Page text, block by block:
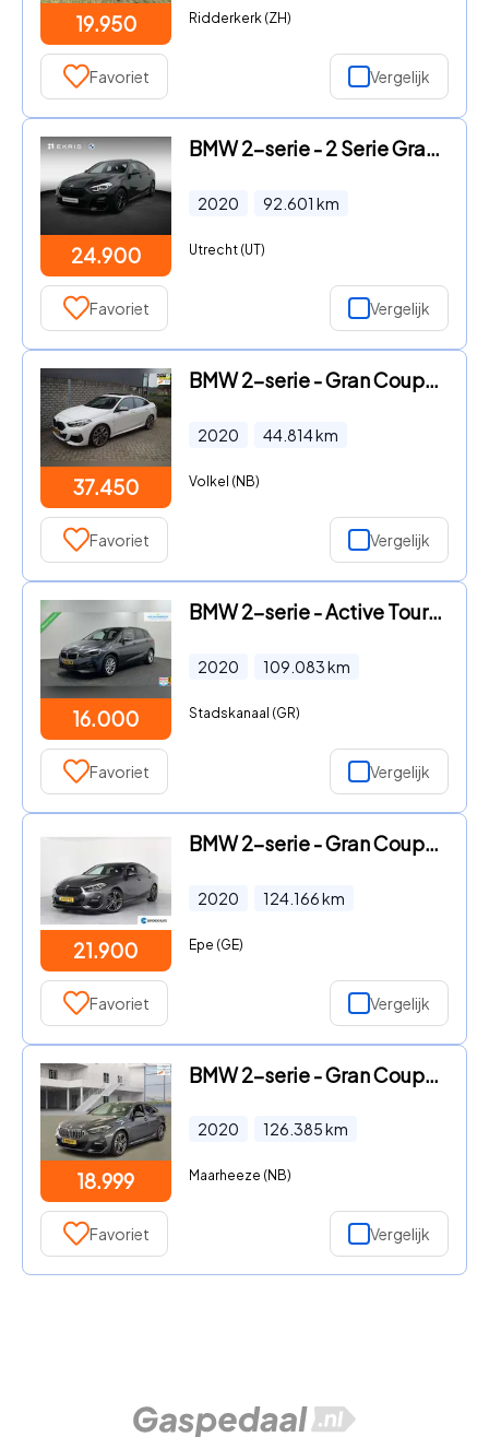
19.950 Ridderkerk (ZH)
Favoriet Vergelijk
24.900
BMW 2-serie - 2 Serie Gran Coupé 218i High Executive | M Sportpa
2020 92.601 km
Utrecht (UT)
Favoriet Vergelijk
37.450
BMW 2-serie - Gran Coupé M235i xDrive High Executive Edi
2020 44.814km
Volkel (NB)
Favoriet Vergelijk
16.000
BMW 2-serie - Active Tourer 216i Executive Edition LM NA
2020 109.083km
Stadskanaal (GR)
Favoriet Vergelijk
21.900
BMW 2-serie - Gran Coupé 218i High Executive | 1e Eigena
2020 124.166km
Epe (GE)
Favoriet Vergelijk
18.999
BMW 2-serie - Gran Coupé 218i High Executive Edition M S
2020 126.385km
Maarheeze (NB)
Favoriet Vergelijk